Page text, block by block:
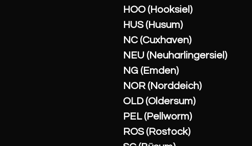
HOO (Hooksiel)
HUS (Husum)
NC (Cuxhaven)
NEU (Neuharlingersiel)
NG (Emden)
NOR (Norddeich)
OLD (Oldersum)
PEL (Pellworm)
ROS (Rostock)